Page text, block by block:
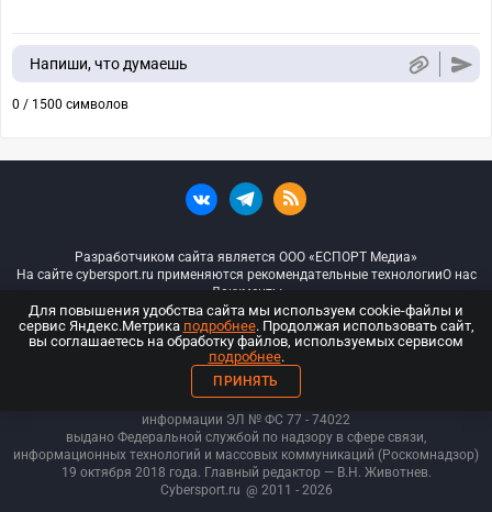
Напиши, что думаешь
0 / 1500 символов
Разработчиком сайта является ООО «ЕСПОРТ Медиа»
На сайте cybersport.ru применяются рекомендательные технологииО нас
Документы
© ООО «Киберспорт.ру» — Все права защищены
18+
ООО «Киберспорт.ру». Свидетельство о регистрации средств массовой
информации ЭЛ № ФС 77 - 74022
выдано Федеральной службой по надзору в сфере связи,
информационных технологий и массовых коммуникаций (Роскомнадзор)
19 октября 2018 года. Главный редактор — В.Н. Животнев.
Cybersport.ru @ 2011 - 2026
Для повышения удобства сайта мы используем cookie-файлы и
сервис Яндекс.Метрика подробнее. Продолжая использовать сайт,
вы соглашаетесь на обработку файлов, используемых сервисом
подробнее.
ПРИНЯТЬ